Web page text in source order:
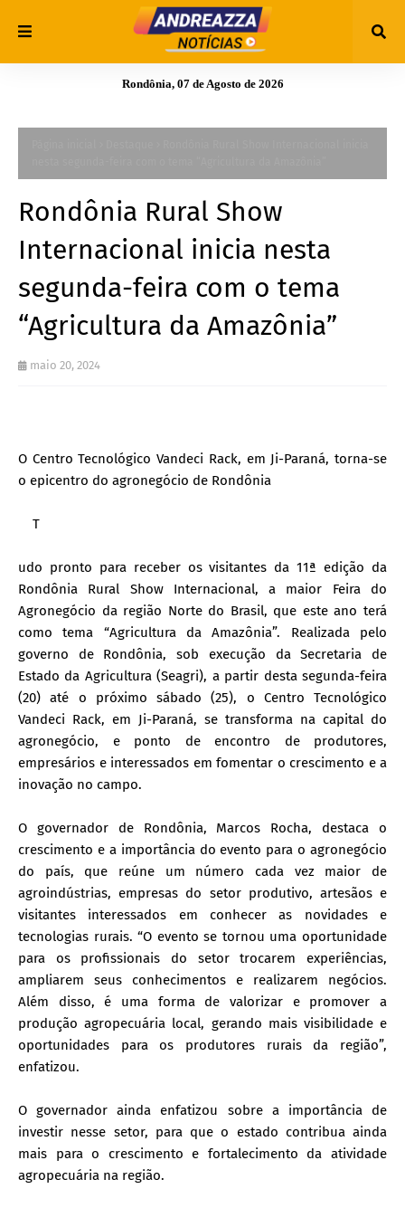
Rondônia, 07 de Agosto de 2026
Rondônia Rural Show
Internacional inicia nesta
segunda-feira com o tema
“Agricultura da Amazônia”
maio 20, 2024
O Centro Tecnológico Vandeci Rack, em Ji-Paraná, torna-se
o epicentro do agronegócio de Rondônia
T
udo pronto para receber os visitantes da 11ª edição da
Rondônia Rural Show Internacional, a maior Feira do
Agronegócio da região Norte do Brasil, que este ano terá
como tema “Agricultura da Amazônia”. Realizada pelo
governo de Rondônia, sob execução da Secretaria de
Estado da Agricultura (Seagri), a partir desta segunda-feira
(20) até o próximo sábado (25), o Centro Tecnológico
Vandeci Rack, em Ji-Paraná, se transforma na capital do
agronegócio, e ponto de encontro de produtores,
empresários e interessados em fomentar o crescimento e a
inovação no campo.
O governador de Rondônia, Marcos Rocha, destaca o
crescimento e a importância do evento para o agronegócio
do país, que reúne um número cada vez maior de
agroindústrias, empresas do setor produtivo, artesãos e
visitantes interessados em conhecer as novidades e
tecnologias rurais. “O evento se tornou uma oportunidade
para os profissionais do setor trocarem experiências,
ampliarem seus conhecimentos e realizarem negócios.
Além disso, é uma forma de valorizar e promover a
produção agropecuária local, gerando mais visibilidade e
oportunidades para os produtores rurais da região”,
enfatizou.
O governador ainda enfatizou sobre a importância de
investir nesse setor, para que o estado contribua ainda
mais para o crescimento e fortalecimento da atividade
agropecuária na região.